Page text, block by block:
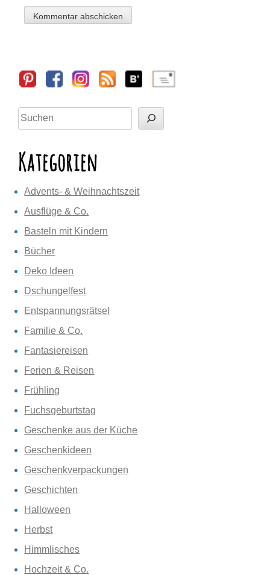
Sidebar
Suchen
Kategorien
Advents- & Weihnachtszeit
Ausflüge & Co.
Basteln mit Kindern
Bücher
Deko Ideen
Dschungelfest
Entspannungsrätsel
Familie & Co.
Fantasiereisen
Ferien & Reisen
Frühling
Fuchsgeburtstag
Geschenke aus der Küche
Geschenkideen
Geschenkverpackungen
Geschichten
Halloween
Herbst
Himmlisches
Hochzeit & Co.